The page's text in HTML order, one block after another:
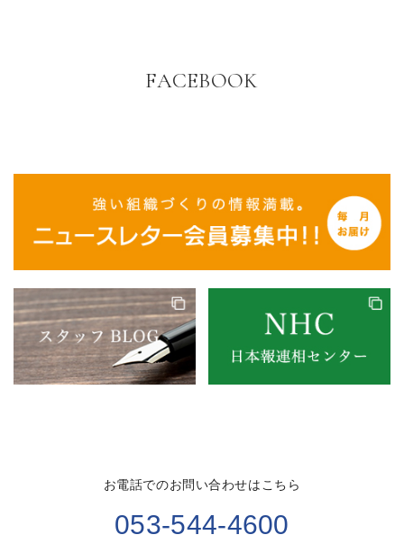
FACEBOOK
お電話でのお問い合わせはこちら
053-544-4600